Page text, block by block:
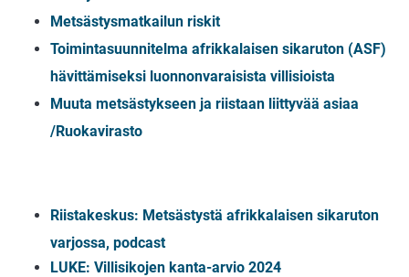
Metsästysmatkailun riskit
Toimintasuunnitelma afrikkalaisen sikaruton (ASF)
hävittämiseksi luonnonvaraisista villisioista
Muuta metsästykseen ja riistaan liittyvää asiaa
/Ruokavirasto
Riistakeskus: Metsästystä afrikkalaisen sikaruton
varjossa, podcast
LUKE: Villisikojen kanta-arvio 2024